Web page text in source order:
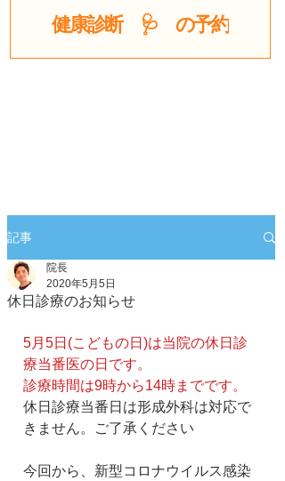
健康診断 🩺 の予約
記事
休日診療のお知らせ
院長
2020年5月5日
5月5日(こどもの日)は当院の休日診
療当番医の日です。
診療時間は9時から14時までです。
休日診療当番日は形成外科は対応で
きません。ご了承ください
今回から、新型コロナウイルス感染